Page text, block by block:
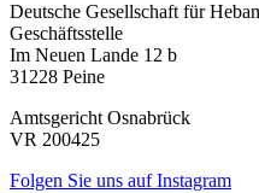
Deutsche Gesellschaft für
Geschäftsstelle
Im Neuen Lande 12 b
31228 Peine
Amtsgericht Osnabrück
VR 200425
Folgen Sie uns auf Instagram